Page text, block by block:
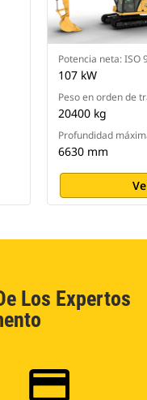
Potencia neta: ISO
107 kW
Peso en orden de
20400 kg
Profundidad
6630 mm
Los Expertos